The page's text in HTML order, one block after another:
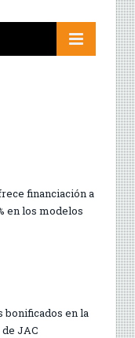
financiación a
en los modelos
bonificados en la
JAC